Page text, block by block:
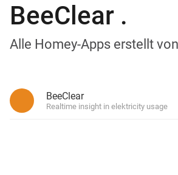
BeeClear .
Alle Homey-Apps erstellt
BeeClear
Realtime insight in elektricity usage